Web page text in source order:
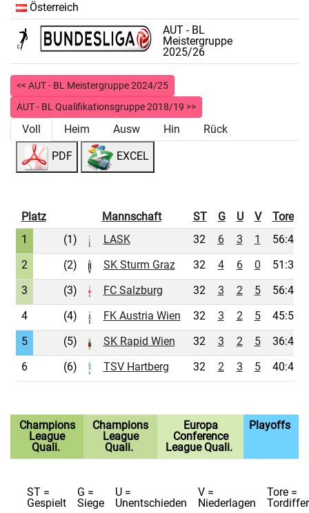
Österreich
AUT - BL
Meistergruppe
2025/26
<< AUT - BL Meistergruppe 2024/25
AUT - BL Qualifikationsgruppe 2018/19 >>
Voll Heim Ausw Hin Rück
PDF EXCEL
Platz Mannschaft ST G U V
Tore
1
(1) LASK 32 6 3 1
56:42
2
(2) SK Sturm Graz 32 4 6 0
51:35
3
(3) FC Salzburg 32 3 2 5
56:41
4
(4) FK Austria Wien 32 3 2 5
45:50
5
(5) SK Rapid Wien 32 3 2 5
36:41
6
(6) TSV Hartberg 32 2 3 5 40:40
Champions
League
Quali.
Champions
League
Quali.
Europa
Conference
League Quali.
Playoffs
ST =
Gespielt
G =
Siege
U =
Unentschieden
V =
Niederlagen
Tore =